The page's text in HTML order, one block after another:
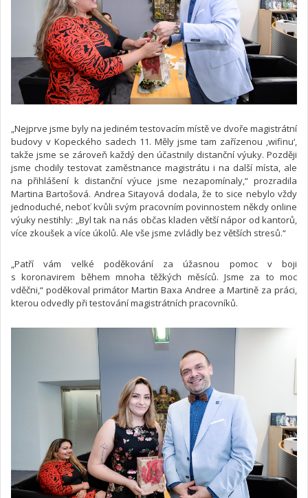
„Nejprve jsme byly na jediném testovacím místě ve dvoře magistrátní
budovy v Kopeckého sadech 11. Měly jsme tam zařízenou ‚wifinu‘,
takže jsme se zároveň každý den účastnily distanční výuky. Později
jsme chodily testovat zaměstnance magistrátu i na další místa, ale
na přihlášení k distanční výuce jsme nezapomínaly,“ prozradila
Martina Bartošová. Andrea Sitayová dodala, že to sice nebylo vždy
jednoduché, neboť kvůli svým pracovním povinnostem někdy online
výuky nestihly: „Byl tak na nás občas kladen větší nápor od kantorů,
více zkoušek a více úkolů. Ale vše jsme zvládly bez větších stresů.“
„Patří vám velké poděkování za úžasnou pomoc v boji
s koronavirem během mnoha těžkých měsíců. Jsme za to moc
vděčni,“ poděkoval primátor Martin Baxa Andree a Martině za práci,
kterou odvedly při testování magistrátních pracovníků.